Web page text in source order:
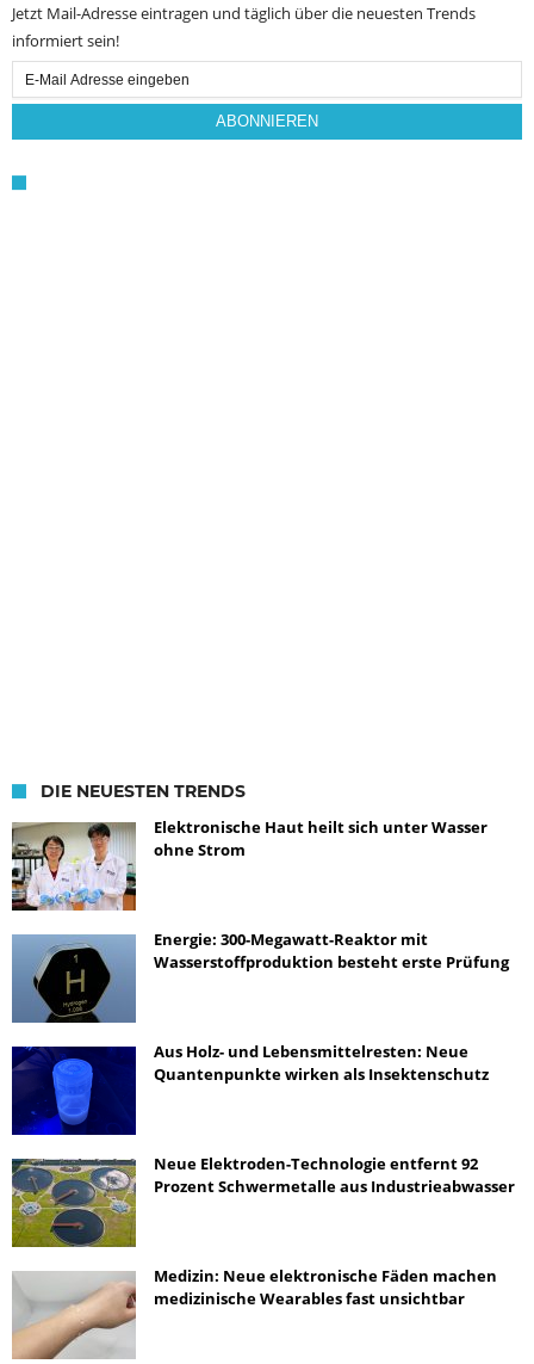
Jetzt Mail-Adresse eintragen und täglich über die neuesten Trends
informiert sein!
Email
Subscription
ABONNIEREN
DIE NEUESTEN TRENDS
Elektronische Haut heilt sich unter Wasser
ohne Strom
Energie: 300-Megawatt-Reaktor mit
Wasserstoffproduktion besteht erste Prüfung
Aus Holz- und Lebensmittelresten: Neue
Quantenpunkte wirken als Insektenschutz
Neue Elektroden-Technologie entfernt 92
Prozent Schwermetalle aus Industrieabwasser
Medizin: Neue elektronische Fäden machen
medizinische Wearables fast unsichtbar